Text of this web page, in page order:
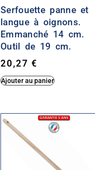
Serfouette panne et
langue à oignons.
Emmanché 14 cm.
Outil de 19 cm.
20,27€
Ajouter au panier